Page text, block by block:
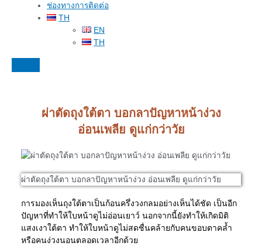
ช่องทางการติดต่อ
TH
EN
TH
ผ่าตัดถุงใต้ตา บอกลาปัญหาหน้าง่วง
อ่อนเพลีย ดูแก่กว่าวัย
ผ่าตัดถุงใต้ตา บอกลาปัญหาหน้าง่วง อ่อนเพลีย ดูแก่กว่าวัย
การมองเห็นถุงใต้ตาเป็นก้อนครึ่งวงกลมอย่างเห็นได้ชัด เป็นอีก
ปัญหาที่ทำให้ใบหน้าดูไม่อ่อนเยาว์ นอกจากนี้ยังทำให้เกิดมิติ
แสงเงาใต้ตา ทำให้ใบหน้าดูไม่สดชื่นคล้ายกับคนขอบตาคล้ำ
หรือคนง่วงนอนตลอดเวลาอีกด้วย